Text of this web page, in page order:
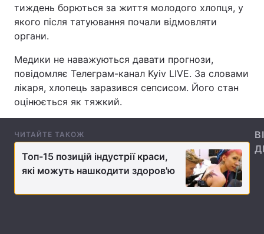
Головна
Україна Політика
Економіка Світ
Спорт Наука
Техно і зв'язок Лайт
Зброя Інциденти
Здоров'я Туризм
тиждень борються за життя молодого хлопця, у
якого після татуювання почали відмовляти
органи.
Медики не наважуються давати прогнози,
повідомляє Телеграм-канал Kyiv LIVE. За словами
лікаря, хлопець заразився сепсисом. Його стан
оцінюється як тяжкий.
ЧИТАЙТЕ ТАКОЖ
Топ-15 позицій індустрії краси,
які можуть нашкодити здоров'ю